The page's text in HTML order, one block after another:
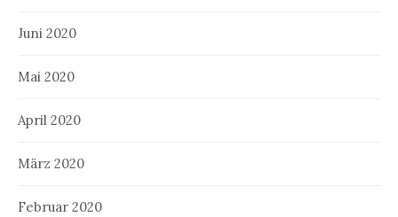
Juni 2020
Mai 2020
April 2020
März 2020
Februar 2020